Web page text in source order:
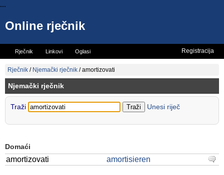
...
Online rječnik
Rječnik Linkovi Oglasi
Vicevi Mini rječnik
Registracija
Rječnik / Njemački rječnik /amortizovati
Njemački rječnik
Traži Unesi riječ
Domaći
amortizovati amortisieren